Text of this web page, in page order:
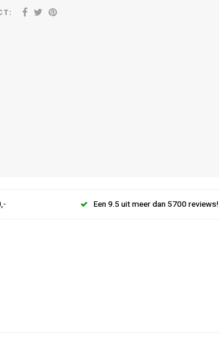
Een 9.5 uit meer dan 5700 reviews!